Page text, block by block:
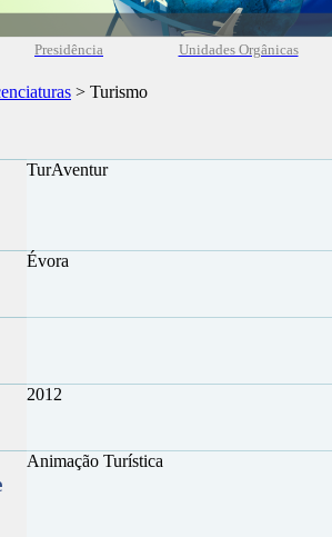
Presidência Unidades Orgânicas
> Turismo
TurAventur
Évora
2012
Animação Turística